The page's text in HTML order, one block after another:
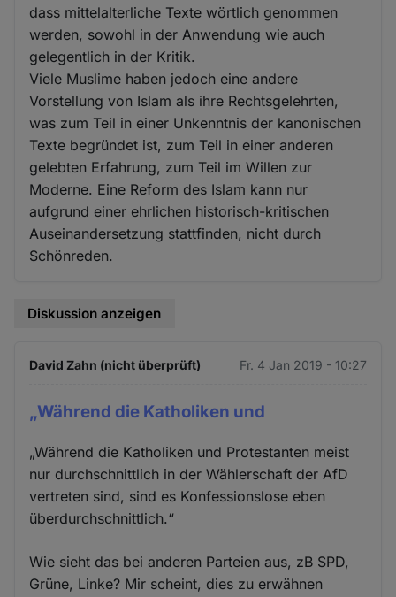
dass mittelalterliche Texte wörtlich genommen
werden, sowohl in der Anwendung wie auch
gelegentlich in der Kritik.
Viele Muslime haben jedoch eine andere
Vorstellung von Islam als ihre Rechtsgelehrten,
was zum Teil in einer Unkenntnis der kanonischen
Texte begründet ist, zum Teil in einer anderen
gelebten Erfahrung, zum Teil im Willen zur
Moderne. Eine Reform des Islam kann nur
aufgrund einer ehrlichen historisch-kritischen
Auseinandersetzung stattfinden, nicht durch
Schönreden.
Diskussion anzeigen
David Zahn (nicht überprüft) Fr. 4 Jan 2019 - 10:27
„Während die Katholiken und
„Während die Katholiken und Protestanten meist
nur durchschnittlich in der Wählerschaft der AfD
vertreten sind, sind es Konfessionslose eben
überdurchschnittlich.“
Wie sieht das bei anderen Parteien aus, zB SPD,
Grüne, Linke? Mir scheint, dies zu erwähnen